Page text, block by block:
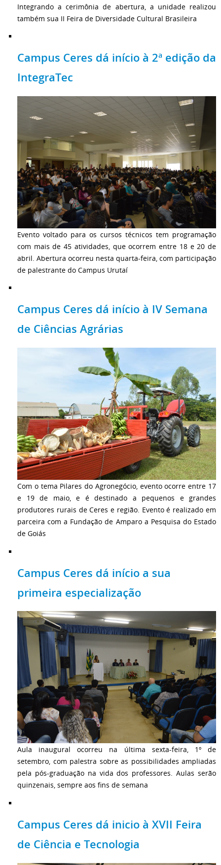
Integrando a cerimônia de abertura, a unidade realizou
também sua II Feira de Diversidade Cultural Brasileira
Campus Ceres dá início à 2ª edição da
IntegraTec
Evento voltado para os cursos técnicos tem programação
com mais de 45 atividades, que ocorrem entre 18 e 20 de
abril. Abertura ocorreu nesta quarta-feira, com participação
de palestrante do Campus Urutaí
Campus Ceres dá início à IV Semana
de Ciências Agrárias
Com o tema Pilares do Agronegócio, evento ocorre entre 17
e 19 de maio, e é destinado a pequenos e grandes
produtores rurais de Ceres e região. Evento é realizado em
parceira com a Fundação de Amparo a Pesquisa do Estado
de Goiás
Campus Ceres dá início a sua
primeira especialização
Aula inaugural ocorreu na última sexta-feira, 1º de
setembro, com palestra sobre as possibilidades ampliadas
pela pós-graduação na vida dos professores. Aulas serão
quinzenais, sempre aos fins de semana
Campus Ceres dá inicio à XVII Feira
de Ciência e Tecnologia